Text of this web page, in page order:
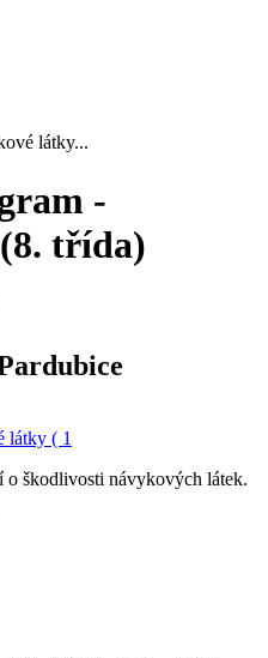
látky...
-
třída)
o škodlivosti návykových látek.